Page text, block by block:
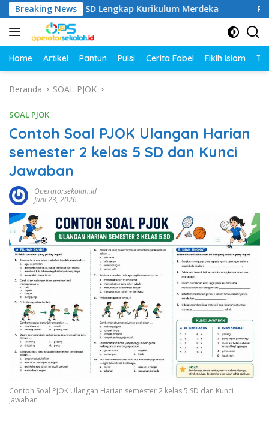
Langsung
ke
konten
Breaking News
1–6 SD Lengkap Kurikulum Merdeka Rangkuman
Home Artikel Pantun Puisi Cerita Fabel Fikih Islam
Beranda SOAL PJOK
SOAL PJOK
Contoh Soal PJOK Ulangan Harian
semester 2 kelas 5 SD dan Kunci
Jawaban
Operatorsekolah.id
Juni 23, 2026
Contoh Soal PJOK Ulangan Harian semester 2 kelas 5 SD dan Kunci
Jawaban